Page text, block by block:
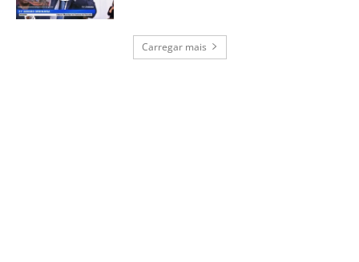
Carregar mais